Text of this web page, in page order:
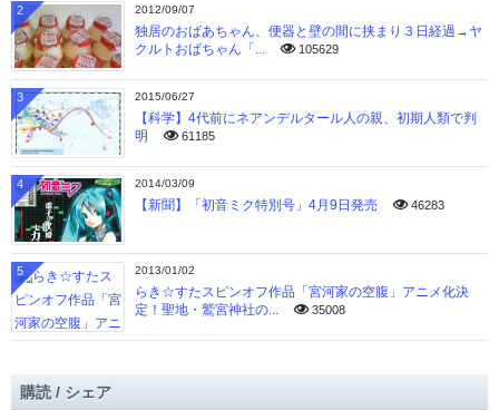
2012/09/07
独居のおばあちゃん、便器と壁の間に挟まり３日経過→ヤ
クルトおばちゃん「...
105629
2
2015/06/27
【科学】4代前にネアンデルタール人の親、初期人類で判
明
61185
3
2014/03/09
【新聞】「初音ミク特別号」4月9日発売 46283
4
2013/01/02
らき☆すたスピンオフ作品「宮河家の空腹」アニメ化決
定！聖地・鷲宮神社の...
35008
5
購読 / シェア